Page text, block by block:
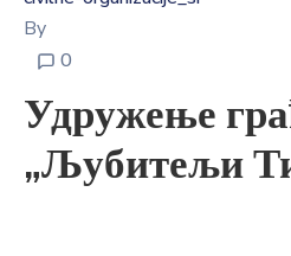
By
0
Удружење
„Љубитељи